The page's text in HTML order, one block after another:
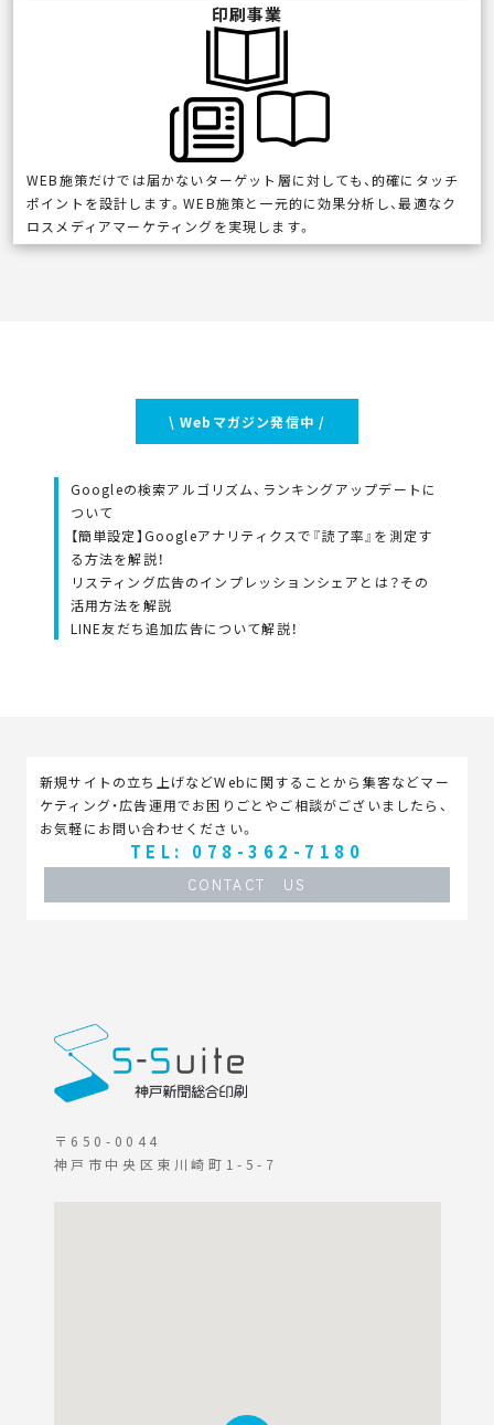
印刷事業
WEB施策だけでは届かないターゲット層に対しても、的確にタッチ
ポイントを設計します。WEB施策と一元的に効果分析し、最適なク
ロスメディアマーケティングを実現します。
\ Webマガジン発信中 /
Googleの検索アルゴリズム、ランキングアップデートに
ついて
【簡単設定】Googleアナリティクスで『読了率』を測定す
る方法を解説！
リスティング広告のインプレッションシェアとは？その
活用方法を解説
LINE友だち追加広告について解説！
新規サイトの立ち上げなどWebに関することから集客などマー
ケティング・広告運用でお困りごとやご相談がございましたら、
お気軽にお問い合わせください。
TEL: 078-362-7180
CONTACT US
〒650-0044
神戸市中央区東川崎町1-5-7